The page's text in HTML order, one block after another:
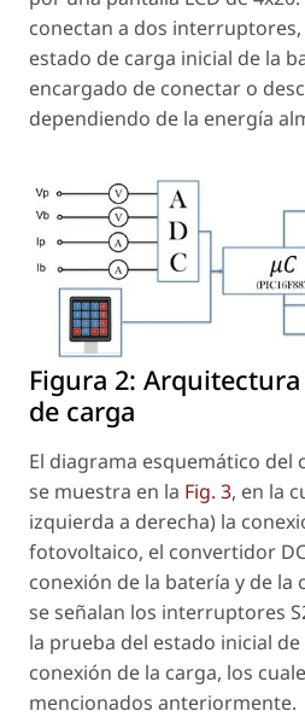
conectan a dos
estado de carga inicial de la
encargado de conectar o
dependiendo de la energía
Figura 2:
de carga
El diagrama esquemático del
se muestra en la Fig. 3, en la
izquierda a derecha) la
fotovoltaico, el convertidor
conexión de la batería y de la
se señalan los interruptores
la prueba del estado inicial
conexión de la carga, los
mencionados anteriormente.